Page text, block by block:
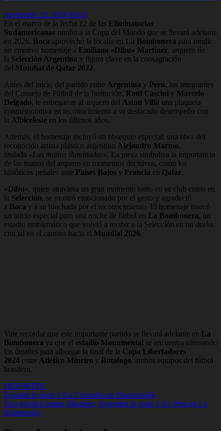
noviembre 20, 2024 MAD
En el marco de la fecha 12 de las Eliminatorias
Sudamericanas rumbo a la Copa del Mundo que se llevará adelante
en 2026, Boca aprovechó la localía en La Bombonera para rendir
un emotivo homenaje a Emiliano «Dibu» Martínez, arquero de
la Selección Argentina y figura clave en la consagración
del Mundial de Qatar 2022.
Antes del inicio del partido entre Argentina y Perú, los integrantes
del Consejo de Fútbol de la Insitución, Raúl Cascini y Marcelo
Delgado, le entregaron al arquero del Aston Villa una plaqueta
conmemorativa en reconocimiento a su destacado desempeño con
la Albiceleste en los últimos años.
Además, el homenaje incluyó un obsequio especial: una obra del
reconocido artista plástico argentino Alejandro Marmo,
titulada «Las manos iluminadas». La pieza simboliza la importancia
de las manos del arquero en momentos decisivos, como los
históricos penales ante Países Bajos y Francia en Qatar.
«Dibu«, quien atraviesa un gran momento tanto en su club como en
la Selección, se mostró emocionado por el gesto y agradeció
a Boca y a su hinchada por el reconocimiento. El homenaje marcó
un inicio especial para una noche de fútbol en La Bombonera, un
estadio emblemático que volvió a recibir a la Selección en un duelo
crucial en el camino hacia el Mundial 2026.
Vale recordar que este importante partido se llevará adelante en La
Bombonera ya que el estadio Monumental se encuentra ultimando
los detalles para albergar la final de la Copa Libertadores
2024 entre Atlético Mineiro y Botafogo, ambos equipos del fútbol
brasilero.
DEPORTES
Navegación
de
Ecuador le ganó 1-0 a Colombia en Barranquilla
Con gol de Lautaro Martínez, Argentina le ganó 1-0 a Perú en La
Bombonera